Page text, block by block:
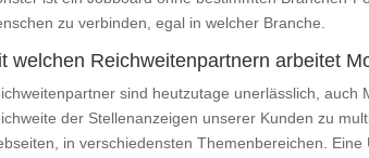
zu verbinden, egal in welcher Branche.
welchen Reichweitenpartnern arbeitet
sind heutzutage unerlässlich,
der Stellenanzeigen unserer Kunden zu
in verschiedensten Themenbereichen.